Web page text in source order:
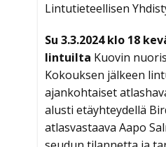
Lintutieteellisen
Su 3.3.2024 klo 18
lintuilta Kuovin
Kokouksen jälkeen
ajankohtaiset
alusti etäyhteydellä
atlasvastaava Aapo